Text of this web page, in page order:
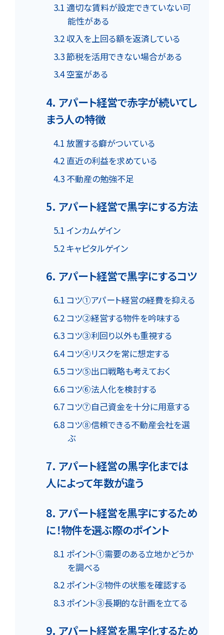
3.1 適切な賃料が設定できていない可
能性がある
3.2 収入を上回る額を返済している
3.3 節税を活用できない場合がある
3.4 空室がある
4. アパート経営で赤字が続いてし
まう人の特徴
4.1 放置する癖がついている
4.2 直近の利益を求めている
4.3 不動産の勉強不足
5. アパート経営で黒字にする方法
5.1 インカムゲイン
5.2 キャピタルゲイン
6. アパート経営で黒字にするコツ
6.1 コツ①アパート経営の経費を抑える
6.2 コツ②経営する物件を吟味する
6.3 コツ③利回り以外も重視する
6.4 コツ④リスクを常に想定する
6.5 コツ⑤出口戦略も考えておく
6.6 コツ⑥法人化を検討する
6.7 コツ⑦自己資金を十分に用意する
6.8 コツ⑧信頼できる不動産会社を選
ぶ
7. アパート経営の黒字化までは
人によって年数が違う
8. アパート経営を黒字にするため
に！物件を選ぶ際のポイント
8.1 ポイント①需要のある立地かどうか
を調べる
8.2 ポイント②物件の状態を確認する
8.3 ポイント③長期的な計画を立てる
9. アパート経営を黒字化するため